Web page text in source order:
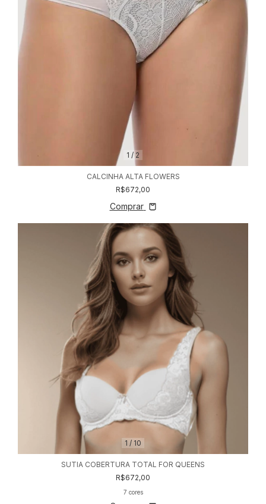
1 / 2
CALCINHA ALTA FLOWERS
R$672,00
Comprar
1 / 10
SUTIA COBERTURA TOTAL FOR QUEENS
R$672,00
7 cores